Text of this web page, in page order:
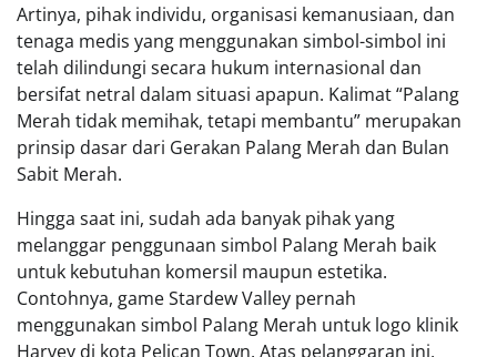
Artinya, pihak individu, organisasi kemanusiaan, dan
tenaga medis yang menggunakan simbol-simbol ini
telah dilindungi secara hukum internasional dan
bersifat netral dalam situasi apapun. Kalimat “Palang
Merah tidak memihak, tetapi membantu” merupakan
prinsip dasar dari Gerakan Palang Merah dan Bulan
Sabit Merah.
Hingga saat ini, sudah ada banyak pihak yang
melanggar penggunaan simbol Palang Merah baik
untuk kebutuhan komersil maupun estetika.
Contohnya, game Stardew Valley pernah
menggunakan simbol Palang Merah untuk logo klinik
Harvey di kota Pelican Town. Atas pelanggaran ini,